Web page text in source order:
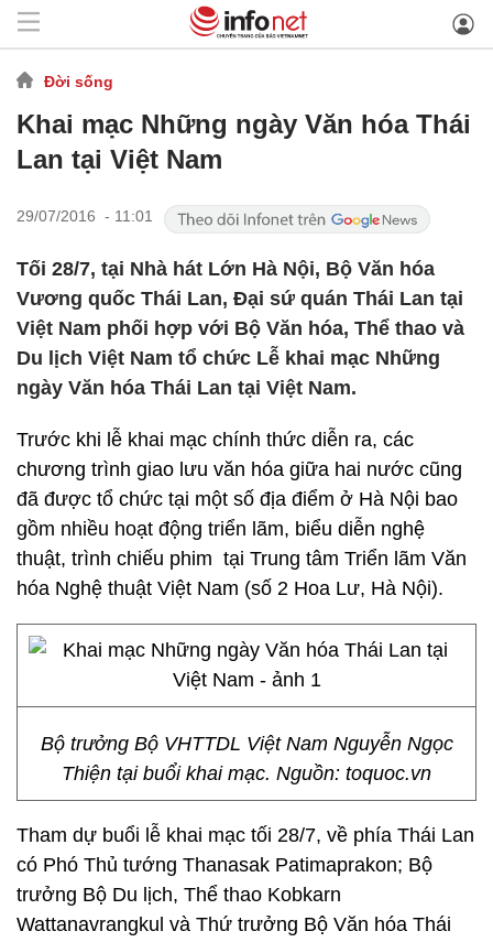
Đời sống
Khai mạc Những ngày Văn hóa Thái
Lan tại Việt Nam
29/07/2016 - 11:01
Tối 28/7, tại Nhà hát Lớn Hà Nội, Bộ Văn hóa
Vương quốc Thái Lan, Đại sứ quán Thái Lan tại
Việt Nam phối hợp với Bộ Văn hóa, Thể thao và
Du lịch Việt Nam tổ chức Lễ khai mạc Những
ngày Văn hóa Thái Lan tại Việt Nam.
Trước khi lễ khai mạc chính thức diễn ra, các
chương trình giao lưu văn hóa giữa hai nước cũng
đã được tổ chức tại một số địa điểm ở Hà Nội bao
gồm nhiều hoạt động triển lãm, biểu diễn nghệ
thuật, trình chiếu phim tại Trung tâm Triển lãm Văn
hóa Nghệ thuật Việt Nam (số 2 Hoa Lư, Hà Nội).
Bộ trưởng Bộ VHTTDL Việt Nam Nguyễn Ngọc
Thiện tại buổi khai mạc. Nguồn: toquoc.vn
Tham dự buổi lễ khai mạc tối 28/7, về phía Thái Lan
có Phó Thủ tướng Thanasak Patimaprakon; Bộ
trưởng Bộ Du lịch, Thể thao Kobkarn
Wattanavrangkul và Thứ trưởng Bộ Văn hóa Thái